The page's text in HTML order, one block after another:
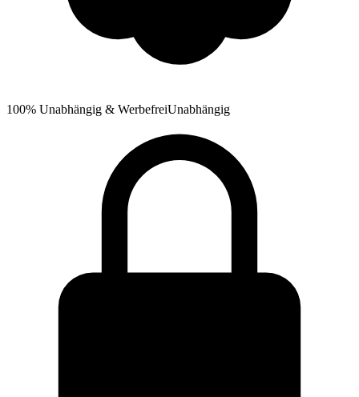
100% Unabhängig & WerbefreiUnabhängig